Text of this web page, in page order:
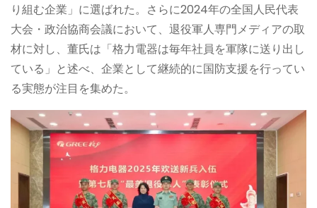
り組む企業」に選ばれた。さらに2024年の全国人民代表
大会・政治協商会議において、退役軍人専門メディアの取
材に対し、董氏は「格力電器は毎年社員を軍隊に送り出し
ている」と述べ、企業として継続的に国防支援を行ってい
る実態が注目を集めた。